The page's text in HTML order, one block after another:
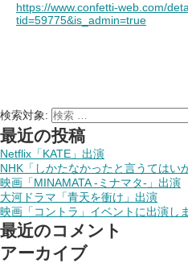
https://www.confetti-web.com/
tid=59775&is_admin=true
検索対象:
最近の投稿
Netflix「KATE」出演
NHK「しかたなかったと言うてはい
映画「MINAMATA -ミナマタ-」出演
大河ドラマ「青天を衝け」出演
映画「コントラ」イベントに出演し
最近のコメント
アーカイブ